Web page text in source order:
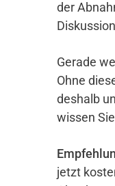
der
Gerade
Ohne
deshalb
wissen
jetzt